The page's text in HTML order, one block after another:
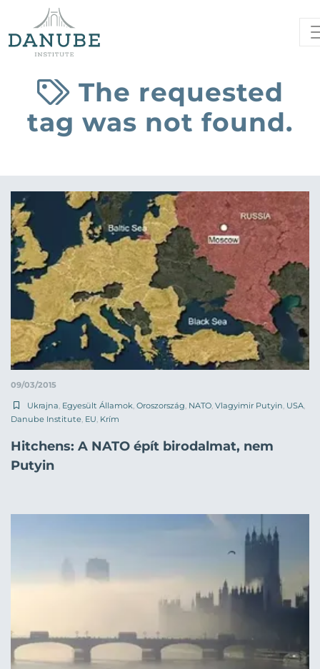
The requested
tag was not found.
09/03/2015
Ukrajna Egyesült Államok Oroszország NATO Vlagyimir Putyin USA
Danube Institute EU Krím
Hitchens: A NATO épít birodalmat, nem
Putyin